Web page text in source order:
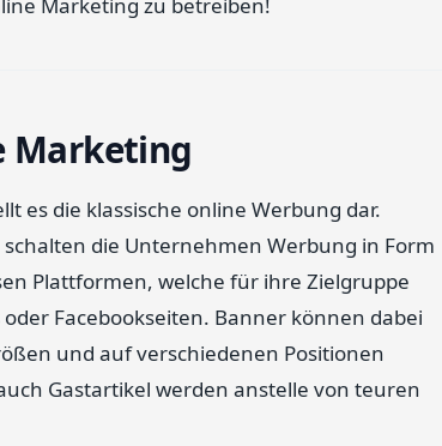
Marketing
es die klassische online Werbung dar.
die Unternehmen Werbung in Form
Plattformen, welche für ihre Zielgruppe
Facebookseiten. Banner können dabei
und auf verschiedenen Positionen
Gastartikel werden anstelle von teuren